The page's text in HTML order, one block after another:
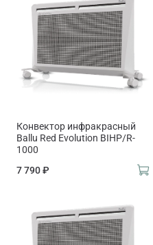
Конвектор инфракрасный
Ballu Red Evolution BIHP/R-
1000
7 790 ₽